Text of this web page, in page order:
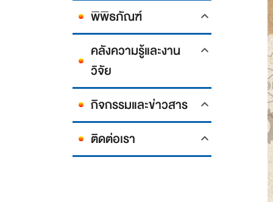
พิพิธภัณฑ์
คลังความรู้และงาน
วิจัย
กิจกรรมและข่าวสาร
ติดต่อเรา